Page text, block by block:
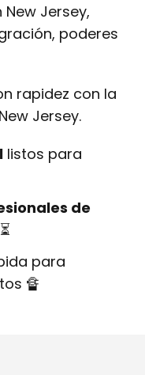
Jersey,
poderes
rapidez con la
Jersey.
listos para
de
para
🔏